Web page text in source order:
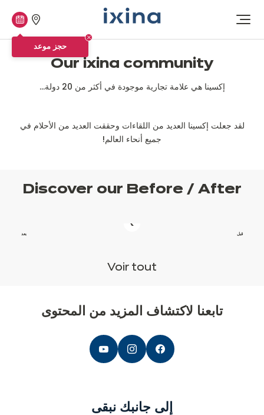
افتح
القائمة
متاجرنا
حجز
موعد
حجز موعد
Our ixina community
إكسينا هي علامة تجارية موجودة في أكثر من 20 دولة...
لقد جعلت إكسينا العديد من اللقاءات وحققت العديد من الأحلام في
جميع أنحاء العالم!
Discover our Before / After
قبل بعد
Voir tout
تابعنا لاكتشاف المزيد من المحتوى
إلى جانبك نبقى